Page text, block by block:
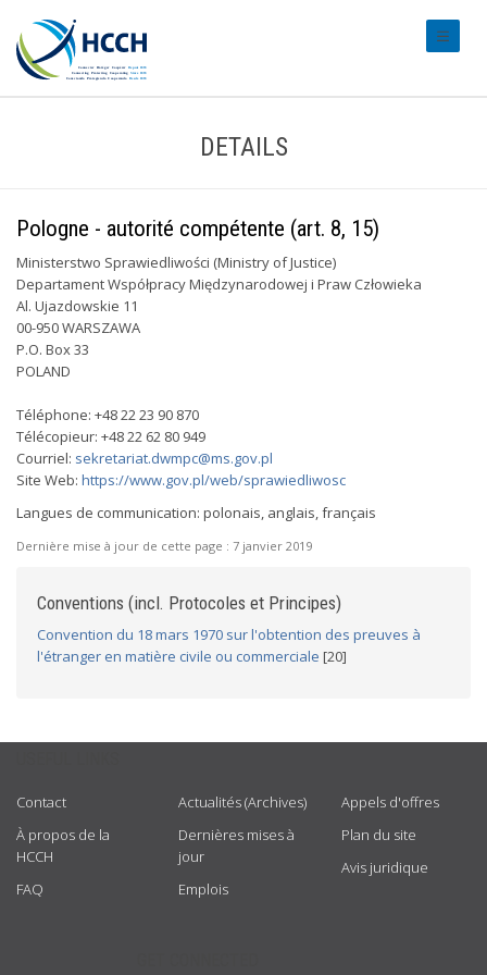
DETAILS
Pologne - autorité compétente (art. 8, 15)
Ministerstwo Sprawiedliwości (Ministry of Justice)
Departament Współpracy Międzynarodowej i Praw Człowieka
Al. Ujazdowskie 11
00-950 WARSZAWA
P.O. Box 33
POLAND
Téléphone: +48 22 23 90 870
Télécopieur: +48 22 62 80 949
Courriel: sekretariat.dwmpc@ms.gov.pl
Site Web: https://www.gov.pl/web/sprawiedliwosc
Langues de communication: polonais, anglais, français
Dernière mise à jour de cette page : 7 janvier 2019
Conventions (incl. Protocoles et Principes)
Convention du 18 mars 1970 sur l'obtention des preuves à
l'étranger en matière civile ou commerciale [20]
Contact
À propos de la
HCCH
FAQ
Actualités (Archives)
Dernières mises à
jour
Emplois
Appels d'offres
Plan du site
Avis juridique